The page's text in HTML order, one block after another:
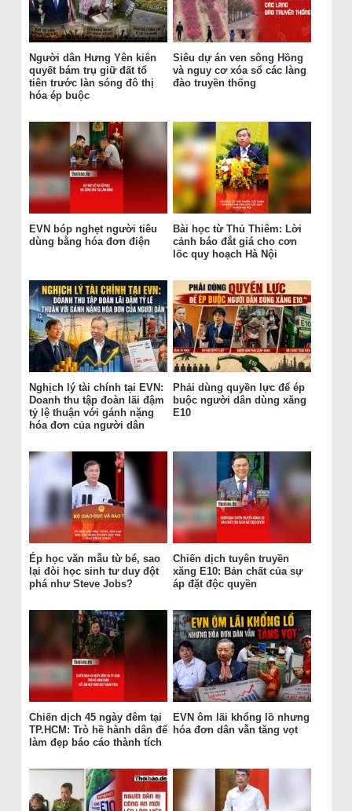
Người dân Hưng Yên kiên
quyết bám trụ giữ đất tổ
tiên trước làn sóng đô thị
hóa ép buộc
Siêu dự án ven sông Hồng
và nguy cơ xóa sổ các làng
đào truyền thống
EVN bóp nghẹt người tiêu
dùng bằng hóa đơn điện
Bài học từ Thủ Thiêm: Lời
cảnh báo đắt giá cho cơn
lốc quy hoạch Hà Nội
Nghịch lý tài chính tại EVN:
Doanh thu tập đoàn lãi đậm
tỷ lệ thuận với gánh nặng
hóa đơn của người dân
Phải dùng quyền lực để ép
buộc người dân dùng xăng
E10
Ép học văn mẫu từ bé, sao
lại đòi học sinh tư duy đột
phá như Steve Jobs?
Chiến dịch tuyên truyền
xăng E10: Bản chất của sự
áp đặt độc quyền
Chiến dịch 45 ngày đêm tại
TP.HCM: Trò hề hành dân để
làm đẹp báo cáo thành tích
EVN ôm lãi khổng lồ nhưng
hóa đơn dân vẫn tăng vọt